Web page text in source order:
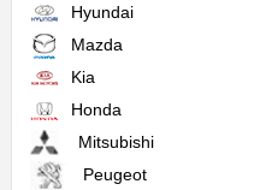
Hyundai
Mazda
Kia
Honda
Mitsubishi
Peugeot